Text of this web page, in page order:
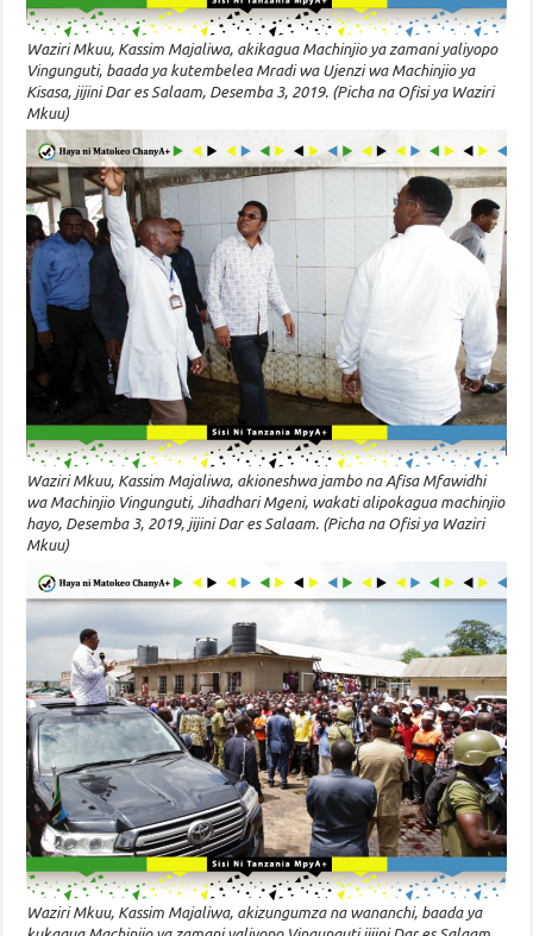
Waziri Mkuu, Kassim Majaliwa, akikagua Machinjio ya zamani yaliyopo
Vingunguti, baada ya kutembelea Mradi wa Ujenzi wa Machinjio ya
Kisasa, jijini Dar es Salaam, Desemba 3, 2019. (Picha na Ofisi ya Waziri
Mkuu)
Waziri Mkuu, Kassim Majaliwa, akioneshwa jambo na Afisa Mfawidhi
wa Machinjio Vingunguti, Jihadhari Mgeni, wakati alipokagua machinjio
hayo, Desemba 3, 2019, jijini Dar es Salaam. (Picha na Ofisi ya Waziri
Mkuu)
Waziri Mkuu, Kassim Majaliwa, akizungumza na wananchi, baada ya